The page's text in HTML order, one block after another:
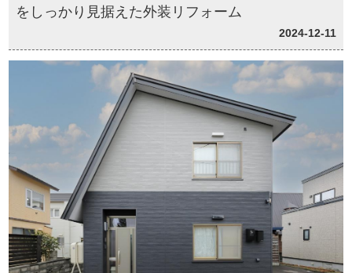
をしっかり見据えた外装リフォーム
2024-12-11